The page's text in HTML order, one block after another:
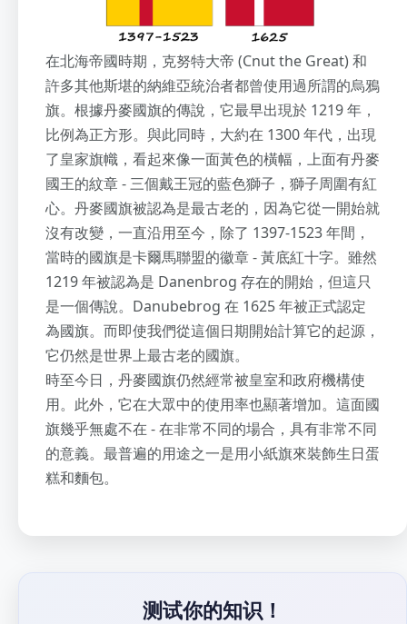
在北海帝國時期，克努特大帝 (Cnut the Great) 和
許多其他斯堪的納維亞統治者都曾使用過所謂的烏鴉
旗。根據丹麥國旗的傳說，它最早出現於 1219 年，
比例為正方形。與此同時，大約在 1300 年代，出現
了皇家旗幟，看起來像一面黃色的橫幅，上面有丹麥
國王的紋章 - 三個戴王冠的藍色獅子，獅子周圍有紅
心。丹麥國旗被認為是最古老的，因為它從一開始就
沒有改變，一直沿用至今，除了 1397-1523 年間，
當時的國旗是卡爾馬聯盟的徽章 - 黃底紅十字。雖然
1219 年被認為是 Danenbrog 存在的開始，但這只
是一個傳說。Danubebrog 在 1625 年被正式認定
為國旗。而即使我們從這個日期開始計算它的起源，
它仍然是世界上最古老的國旗。
時至今日，丹麥國旗仍然經常被皇室和政府機構使
用。此外，它在大眾中的使用率也顯著增加。這面國
旗幾乎無處不在 - 在非常不同的場合，具有非常不同
的意義。最普遍的用途之一是用小紙旗來裝飾生日蛋
糕和麵包。
测试你的知识！